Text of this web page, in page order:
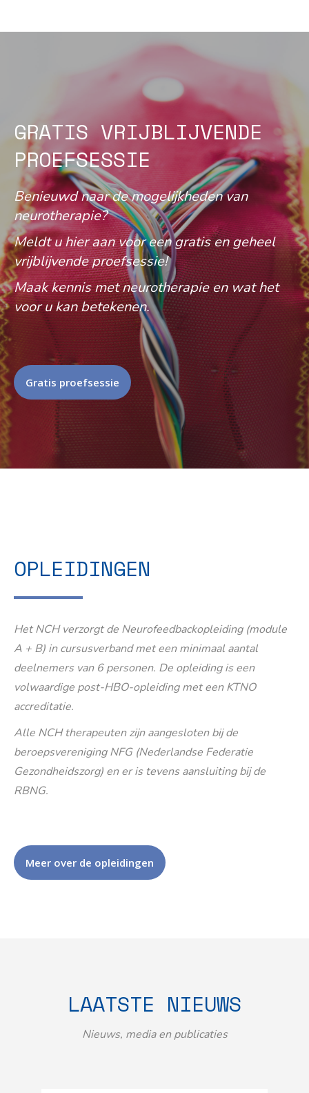
GRATIS VRIJBLIJVENDE
PROEFSESSIE
Benieuwd naar de mogelijkheden van
neurotherapie?
Meldt u hier aan voor een gratis en geheel
vrijblijvende proefsessie!
Maak kennis met neurotherapie en wat het
voor u kan betekenen.
Gratis proefsessie
OPLEIDINGEN
Het NCH verzorgt de Neurofeedbackopleiding (module
A + B) in cursusverband met een minimaal aantal
deelnemers van 6 personen. De opleiding is een
volwaardige post-HBO-opleiding met een KTNO
accreditatie.
Alle NCH therapeuten zijn aangesloten bij de
beroepsvereniging NFG (Nederlandse Federatie
Gezondheidszorg) en er is tevens aansluiting bij de
RBNG.
Meer over de opleidingen
LAATSTE NIEUWS
Nieuws, media en publicaties